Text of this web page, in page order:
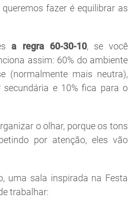
fazer é equilibrar as
a regra 60-30-10, se você
assim: 60% do ambiente
(normalmente mais neutra),
secundária e 10% fica para o
o olhar, porque os tons
por atenção, eles vão
uma sala inspirada na Festa
trabalhar: